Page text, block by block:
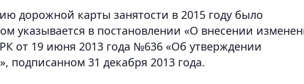
дорожной карты занятости в 2015 году было
указывается в постановлении «О внесении
от 19 июня 2013 года №636 «Об утверждении
подписанном 31 декабря 2013 года.